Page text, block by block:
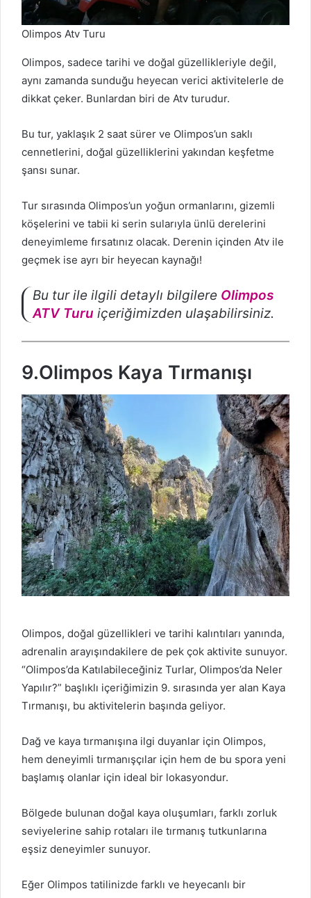
Olimpos Atv Turu
Olimpos, sadece tarihi ve doğal güzellikleriyle değil,
aynı zamanda sunduğu heyecan verici aktivitelerle de
dikkat çeker. Bunlardan biri de Atv turudur.
Bu tur, yaklaşık 2 saat sürer ve Olimpos’un saklı
cennetlerini, doğal güzelliklerini yakından keşfetme
şansı sunar.
Tur sırasında Olimpos’un yoğun ormanlarını, gizemli
köşelerini ve tabii ki serin sularıyla ünlü derelerini
deneyimleme fırsatınız olacak. Derenin içinden Atv ile
geçmek ise ayrı bir heyecan kaynağı!
Bu tur ile ilgili detaylı bilgilere Olimpos
ATV Turu içeriğimizden ulaşabilirsiniz.
9.Olimpos Kaya Tırmanışı
Olimpos, doğal güzellikleri ve tarihi kalıntıları yanında,
adrenalin arayışındakilere de pek çok aktivite sunuyor.
“Olimpos’da Katılabileceğiniz Turlar, Olimpos’da Neler
Yapılır?” başlıklı içeriğimizin 9. sırasında yer alan Kaya
Tırmanışı, bu aktivitelerin başında geliyor.
Dağ ve kaya tırmanışına ilgi duyanlar için Olimpos,
hem deneyimli tırmanışçılar için hem de bu spora yeni
başlamış olanlar için ideal bir lokasyondur.
Bölgede bulunan doğal kaya oluşumları, farklı zorluk
seviyelerine sahip rotaları ile tırmanış tutkunlarına
eşsiz deneyimler sunuyor.
Eğer Olimpos tatilinizde farklı ve heyecanlı bir